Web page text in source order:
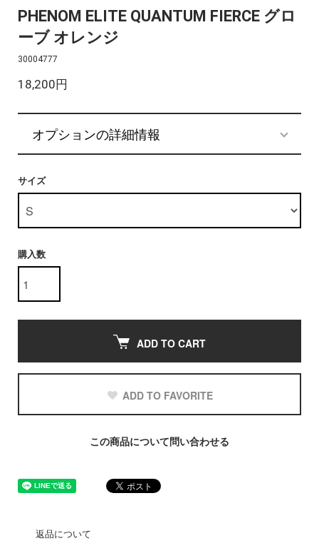
PHENOM ELITE QUANTUM FIERCE グロ
ーブ オレンジ
30004777
18,200円
オプションの詳細情報
サイズ
購入数
ADD TO CART
ADD TO FAVORITE
この商品について問い合わせる
返品について